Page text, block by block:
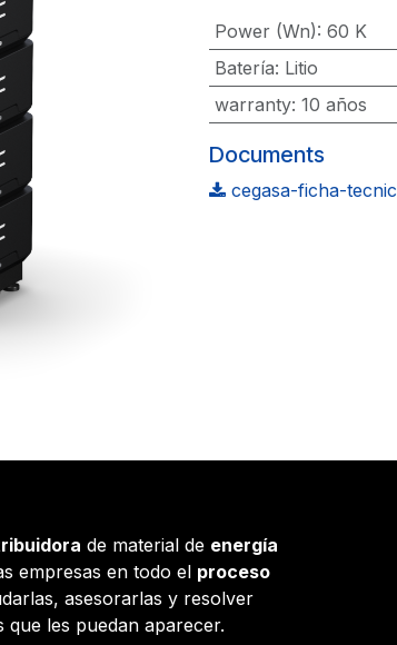
Power (Wn): 60 K
Batería: Litio
warranty: 10 años
Documents
cegasa-ficha-
de material de energía
empresas en todo el proceso
asesorarlas y resolver
les puedan aparecer.